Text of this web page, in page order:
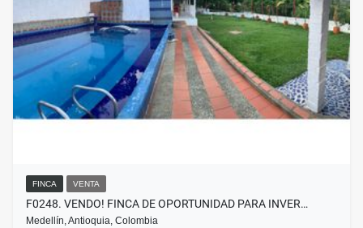
FINCA VENTA
F0248. VENDO! FINCA DE OPORTUNIDAD PARA INVER…
Medellín, Antioquia, Colombia